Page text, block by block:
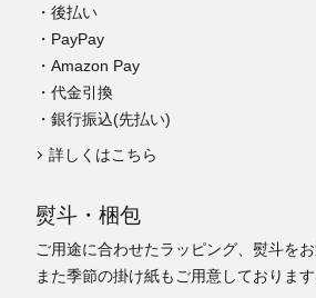
・後払い
・PayPay
・Amazon Pay
・代金引換
・銀行振込(先払い)
詳しくはこちら
熨斗・梱包
ご用途に合わせたラッピング、熨斗をお
また季節の掛け紙もご用意しております